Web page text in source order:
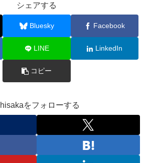
シェアする
Bluesky Facebook
LINE LinkedIn
コピー
をフォローする